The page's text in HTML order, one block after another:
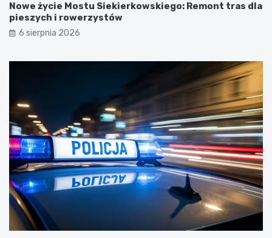
Nowe życie Mostu Siekierkowskiego: Remont tras dla
pieszych i rowerzystów
6 sierpnia 2026